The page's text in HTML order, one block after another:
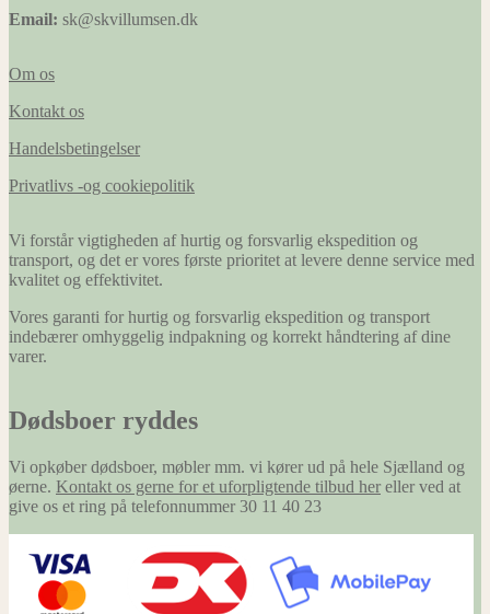
Email: sk@skvillumsen.dk
Om os
Kontakt os
Handelsbetingelser
Privatlivs -og cookiepolitik
Vi forstår vigtigheden af hurtig og forsvarlig ekspedition og
transport, og det er vores første prioritet at levere denne service med
kvalitet og effektivitet.
Vores garanti for hurtig og forsvarlig ekspedition og transport
indebærer omhyggelig indpakning og korrekt håndtering af dine
varer.
Dødsboer ryddes
Vi opkøber dødsboer, møbler mm. vi kører ud på hele Sjælland og
øerne. Kontakt os gerne for et uforpligtende tilbud her eller ved at
give os et ring på telefonnummer 30 11 40 23